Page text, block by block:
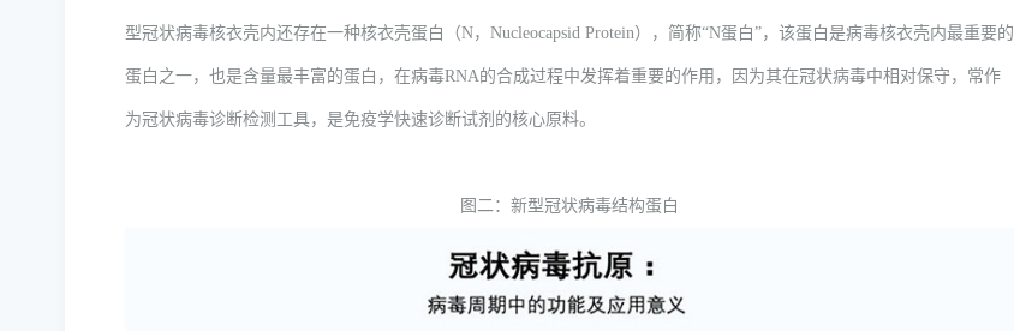
型冠状病毒核衣壳内还存在一种核衣壳蛋白（N，Nucleocapsid Protein），简称“N蛋白”，该蛋白是病毒核衣壳内最重要的
蛋白之一，也是含量最丰富的蛋白，在病毒RNA的合成过程中发挥着重要的作用，因为其在冠状病毒中相对保守，常作
为冠状病毒诊断检测工具，是免疫学快速诊断试剂的核心原料。
图二：新型冠状病毒结构蛋白